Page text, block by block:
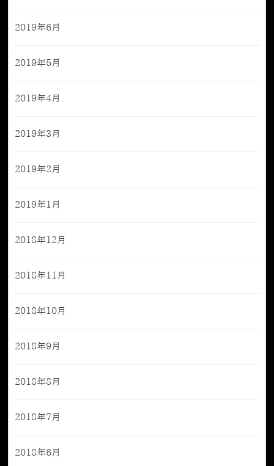
2019年6月
2019年5月
2019年4月
2019年3月
2019年2月
2019年1月
2018年12月
2018年11月
2018年10月
2018年9月
2018年8月
2018年7月
2018年6月